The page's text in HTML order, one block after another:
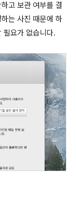
고 보관 여부를 결
는 사진 때문에 하
필요가 없습니다.